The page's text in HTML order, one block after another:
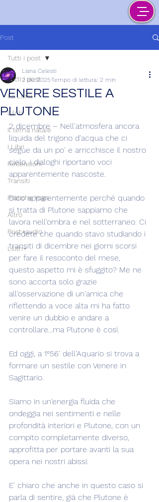
Post
Tutti i post
La Luna
Lilith
Il tema natale
I Libri
Recensioni
Transiti
Pratiche Yoga
Altro
Post+audio
Lilith+
Tutti i post
VENERE SESTILE A
PLUTONE
Liana Celesti
2 dic 2025Tempo di lettura: 2 min
2 dicembre – Nell'atmosfera ancora
liquida del trigono d'acqua che ci
segue da un po' e arricchisce il nostro
cielo, i dialoghi riportano voci
apparentemente nascoste.
Dico apparentemente perché quando
si tratta di Plutone sappiamo che
lavora nell'ombra e nel sotterraneo. Ci
credete che quando stavo studiando i
transiti di dicembre nei giorni scorsi
per fare il resoconto del mese,
questo aspetto mi è sfuggito? Me ne
sono accorta solo grazie
all'osservazione di un'amica che
riflettendo a voce alta mi ha fatto
venire un dubbio e andare a
controllare...ma Plutone è così.
Ed oggi, a 1°56' dell'Aquario si trova a
formare un sestile con Venere in
Sagittario.
Siamo in un'energia fluida che
ondeggia nei sentimenti e nelle
profondità interiori e Plutone, con un
compito completamente diverso,
approfitta per portare avanti la sua
opera nei nostri abissi.
E' chiaro che anche in questo caso si
parla di sentire, già che Plutone è